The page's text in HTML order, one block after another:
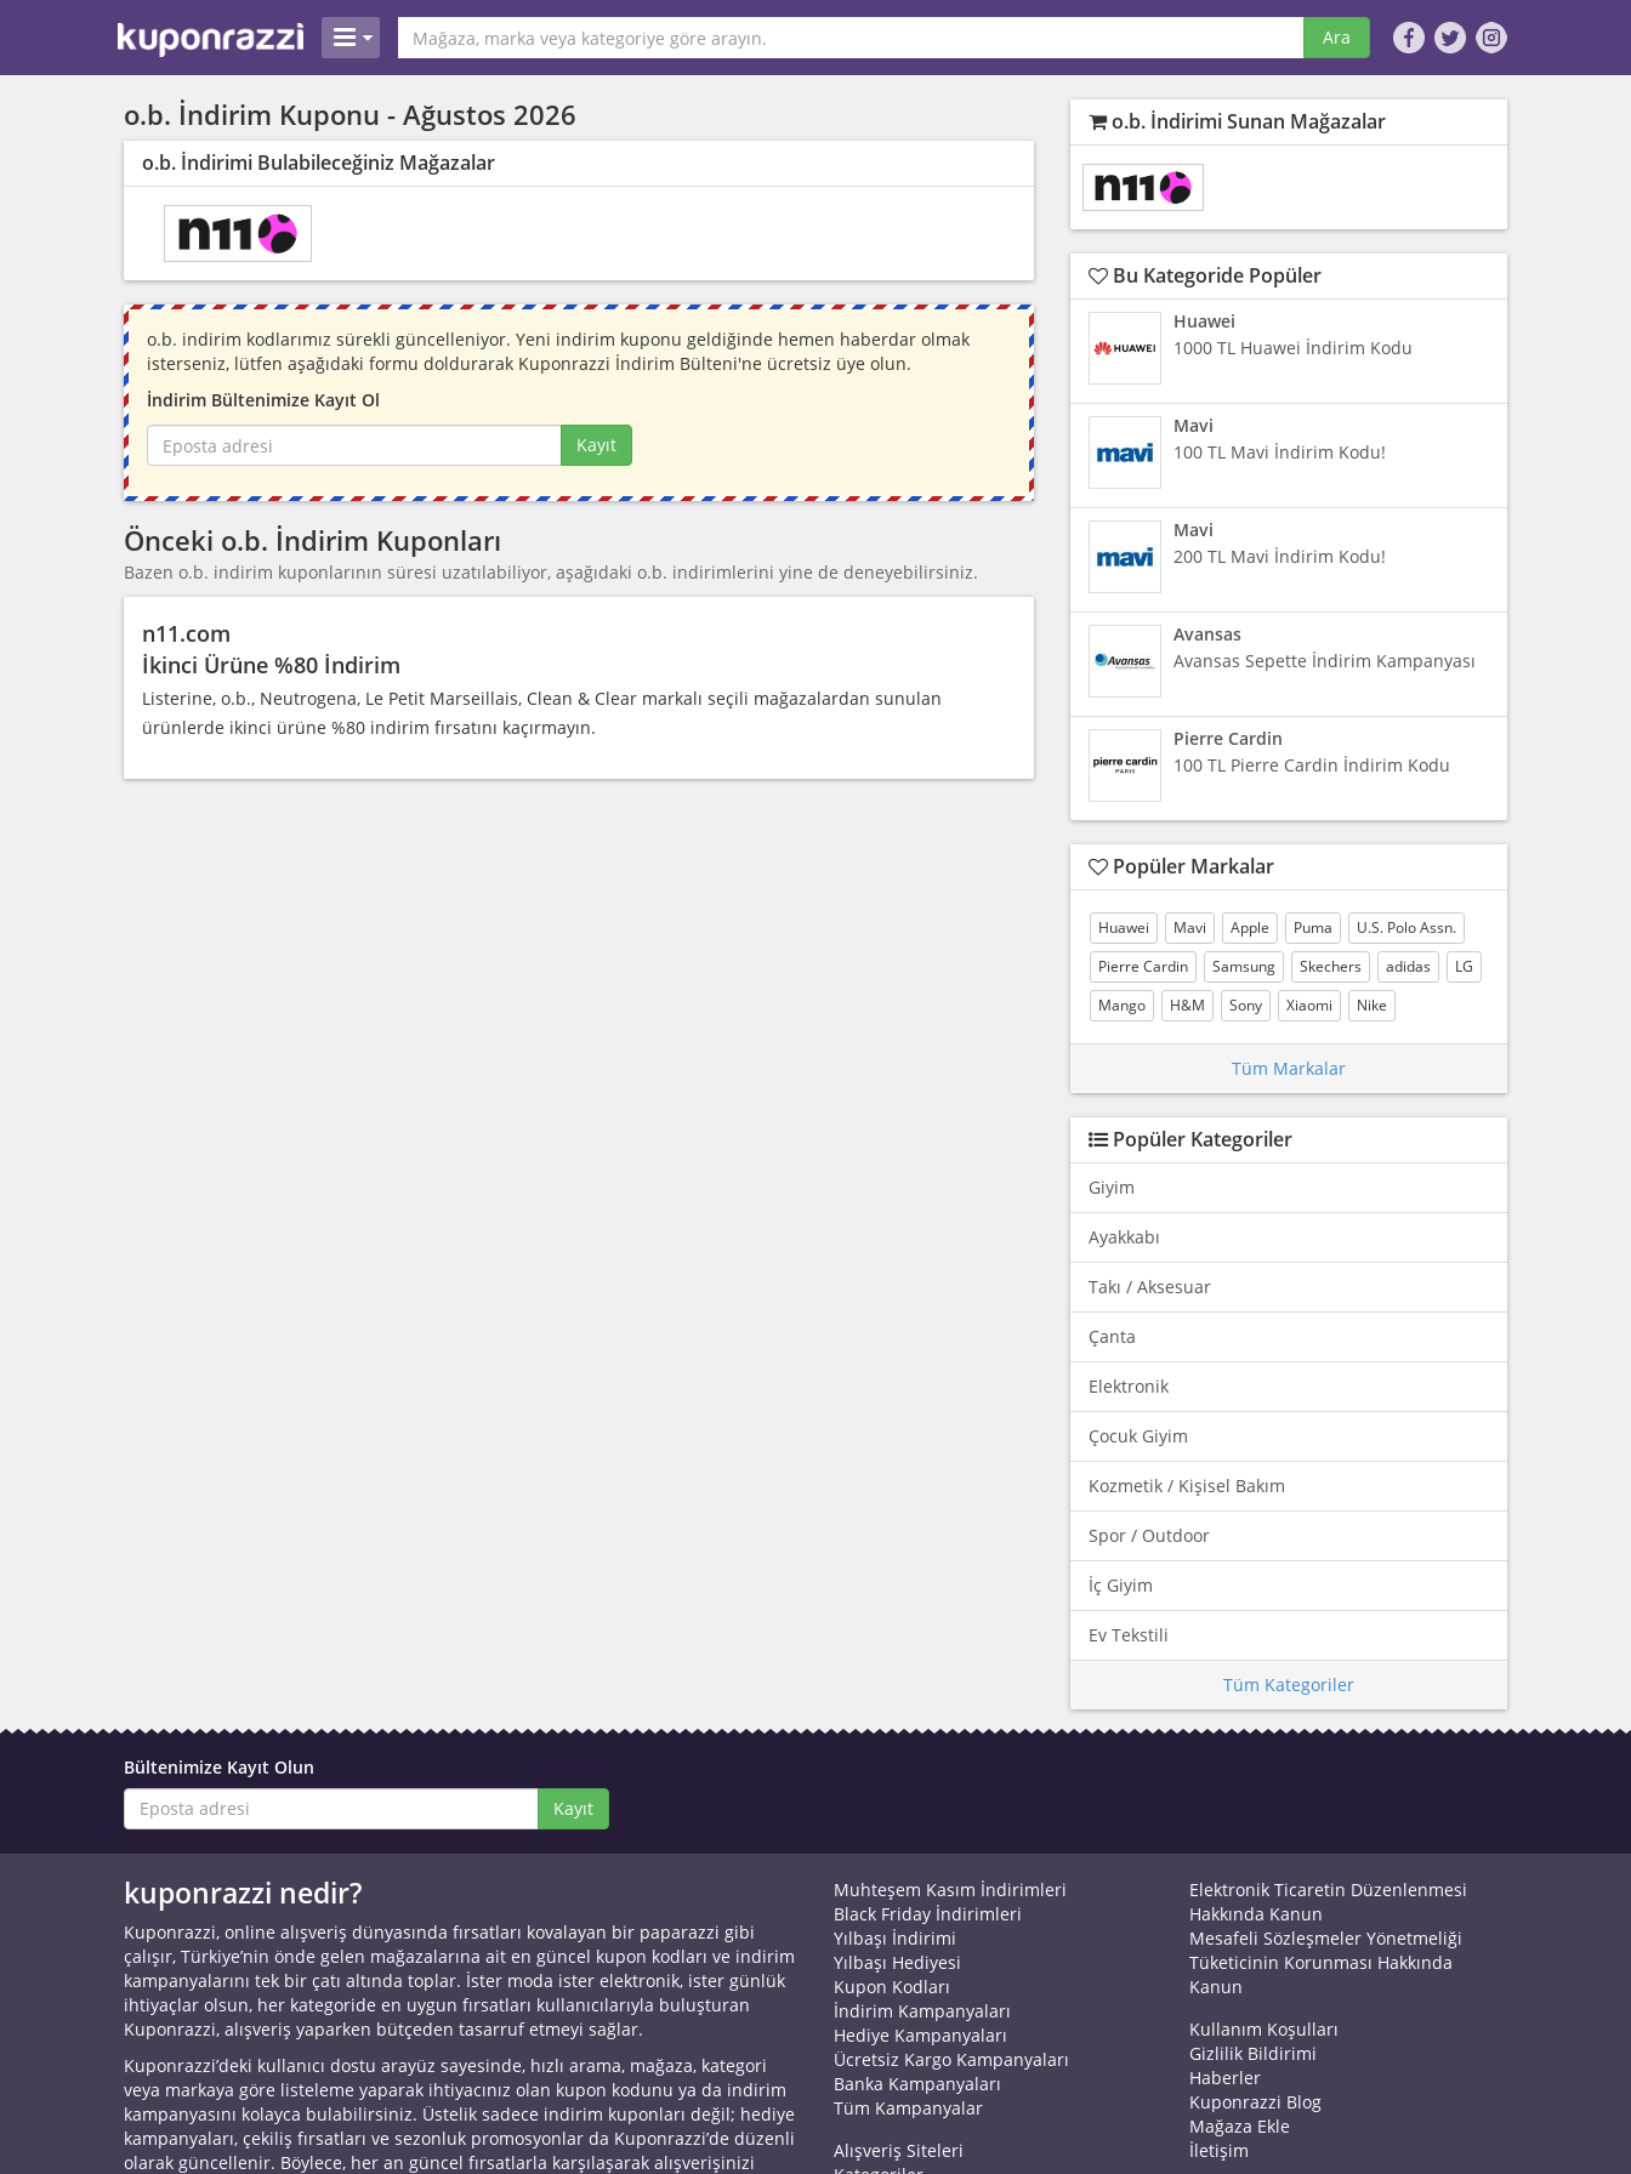
Ara
o.b. İndirim Kuponu - Ağustos 2026
o.b. İndirimi Bulabileceğiniz Mağazalar
o.b. indirim kodlarımız sürekli güncelleniyor. Yeni indirim kuponu geldiğinde hemen haberdar olmak
isterseniz, lütfen aşağıdaki formu doldurarak Kuponrazzi İndirim Bülteni'ne ücretsiz üye olun.
İndirim Bültenimize Kayıt Ol
Kayıt
Önceki o.b. İndirim Kuponları
Bazen o.b. indirim kuponlarının süresi uzatılabiliyor, aşağıdaki o.b. indirimlerini yine de deneyebilirsiniz.
n11.com
İkinci Ürüne %80 İndirim
Listerine, o.b., Neutrogena, Le Petit Marseillais, Clean & Clear markalı seçili mağazalardan sunulan
ürünlerde ikinci ürüne %80 indirim fırsatını kaçırmayın.
o.b. İndirimi Sunan Mağazalar
Bu Kategoride Popüler
Huawei
1000 TL Huawei İndirim Kodu
Mavi
100 TL Mavi İndirim Kodu!
Mavi
200 TL Mavi İndirim Kodu!
Avansas
Avansas Sepette İndirim Kampanyası
Pierre Cardin
100 TL Pierre Cardin İndirim Kodu
Popüler Markalar
Huawei Mavi Apple Puma
U.S. Polo Assn.
Pierre Cardin
Samsung Skechers adidas
LG
Mango
H&M Sony Xiaomi Nike
Tüm Markalar
Popüler Kategoriler
Giyim
Ayakkabı
Takı / Aksesuar
Çanta
Elektronik
Çocuk Giyim
Kozmetik / Kişisel Bakım
Spor / Outdoor
İç Giyim
Ev Tekstili
Tüm Kategoriler
Bültenimize Kayıt Olun
Kayıt
kuponrazzi nedir?
Kuponrazzi, online alışveriş dünyasında fırsatları kovalayan bir paparazzi gibi
çalışır, Türkiye’nin önde gelen mağazalarına ait en güncel kupon kodları ve indirim
kampanyalarını tek bir çatı altında toplar. İster moda ister elektronik, ister günlük
ihtiyaçlar olsun, her kategoride en uygun fırsatları kullanıcılarıyla buluşturan
Kuponrazzi, alışveriş yaparken bütçeden tasarruf etmeyi sağlar.
Kuponrazzi’deki kullanıcı dostu arayüz sayesinde, hızlı arama, mağaza, kategori
veya markaya göre listeleme yaparak ihtiyacınız olan kupon kodunu ya da indirim
kampanyasını kolayca bulabilirsiniz. Üstelik sadece indirim kuponları değil; hediye
kampanyaları, çekiliş fırsatları ve sezonluk promosyonlar da Kuponrazzi’de düzenli
olarak güncellenir. Böylece, her an güncel fırsatlarla karşılaşarak alışverişinizi
Muhteşem Kasım İndirimleri
Black Friday İndirimleri
Yılbaşı İndirimi
Yılbaşı Hediyesi
Kupon Kodları
İndirim Kampanyaları
Hediye Kampanyaları
Ücretsiz Kargo Kampanyaları
Banka Kampanyaları
Tüm Kampanyalar
Alışveriş Siteleri
Elektronik Ticaretin Düzenlenmesi
Hakkında Kanun
Mesafeli Sözleşmeler Yönetmeliği
Tüketicinin Korunması Hakkında
Kanun
Kullanım Koşulları
Gizlilik Bildirimi
Haberler
Kuponrazzi Blog
Mağaza Ekle
İletişim